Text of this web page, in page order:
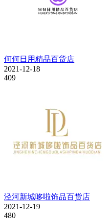
何何日用精品百货店
2021-12-18
409
泾河新城哆啦饰品百货店
2021-12-19
480